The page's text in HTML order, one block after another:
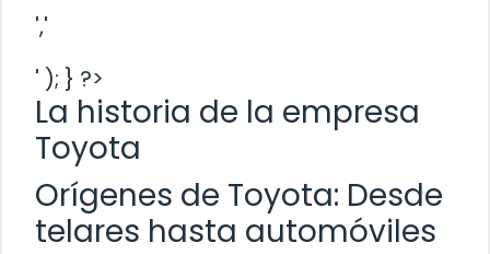
','
' ); } ?>
La historia de la empresa
Toyota
Orígenes de Toyota: Desde
telares hasta automóviles